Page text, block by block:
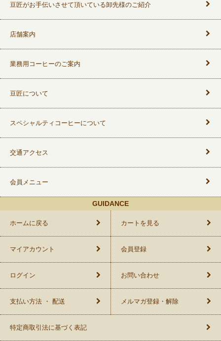
豆匠がお手伝いさせて頂いている卸先様のご紹介
店舗案内
業務用コーヒーのご案内
豆匠について
スペシャルティコーヒーについて
交通アクセス
会員メニュー
GUIDANCE
ホームに戻る カートを見る
マイアカウント 会員登録
ログイン お問い合わせ
支払い方法 ・ 配送 メルマガ登録・解除
特定商取引法に基づく表記